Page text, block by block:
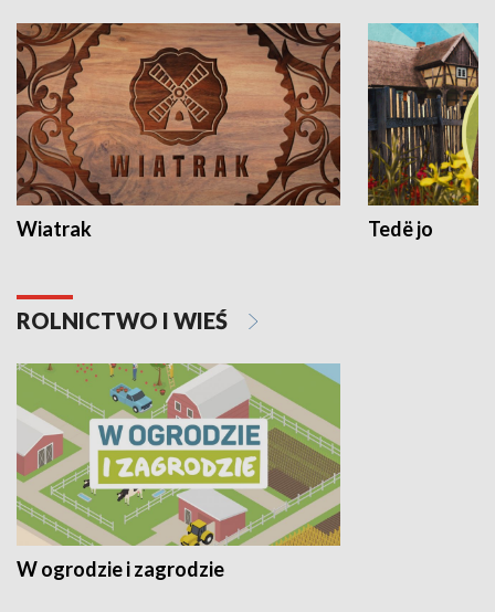
Wiatrak Tedë jo
ROLNICTWO I WIEŚ
W ogrodzie i zagrodzie